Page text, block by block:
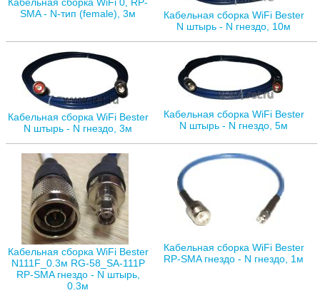
Кабельная сборка WiFi 0, RP-
SMA - N-тип (female), 3м
Кабельная сборка WiFi Bester
N штырь - N гнездо, 10м
Кабельная сборка WiFi Bester
N штырь - N гнездо, 3м
Кабельная сборка WiFi Bester
N штырь - N гнездо, 5м
Кабельная сборка WiFi Bester
N111F_0.3м RG-58_SA-111P
RP-SMA гнездо - N штырь,
0.3м
Кабельная сборка WiFi Bester
RP-SMA гнездо - N гнездо, 1м